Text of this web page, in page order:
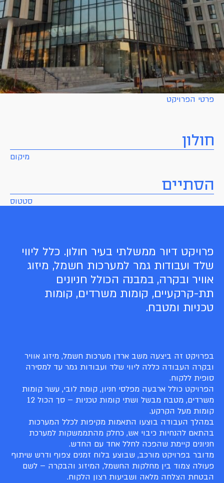
פרטי הפרויקט
חולון
מיקום
הסתיים
סטטוס
פרויקט דיור ממשלתי בעיר חולון. כלל ליווי
שלד ועבודות גמר למערכות חשמל, מיזוג
אוויר ובקרה, במבנה הכולל חניונים
תת-קרקעיים, קומות משרדים, קומות
טכניות ומטבח.
בפרויקט זה ביצעה משב ארדן מערכות חשמל, מיזוג אוויר
ובקרה העבודה כללה ליווי שלד ועבודות גמר עד למסירה
סופית ללקוח.
הפרויקט כולל ארבעה מפלסי חניון, קומת לובי, עשר קומות
משרדים, מטבח מבשל ושתי קומות טכניות – סך הכול 12
קומות מעל הקרקע.
במהלך העבודה בוצעו התאמות מקיפות לכלל המערכות
בהתאם להנחיות כיבוי אש, כחלק מהתממשקות למערכת
חניונים קיימת שהפכה לחלל אחד עם החדש.
מדובר בפרויקט מורכב, שבוצע בלוח זמנים צפוף ודרש שיתוף
פעולה צמוד בין מחלקות החשמל, המיזוג והבקרה – לשם
הבטחת הצלחה מלאה ושביעות רצון הלקוח.